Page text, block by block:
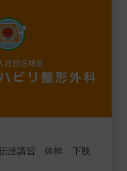
達講習 体幹 下肢